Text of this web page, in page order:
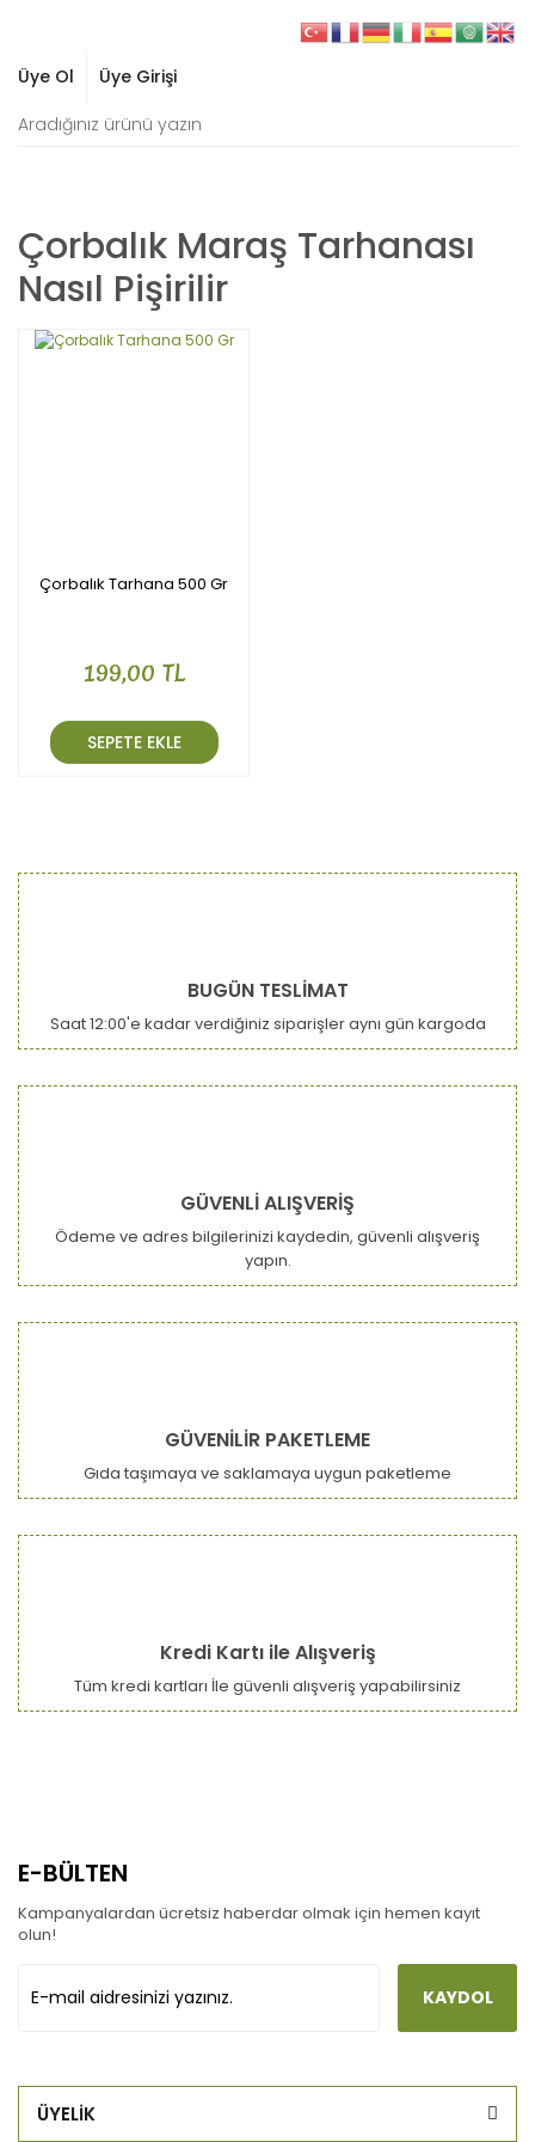
Üye Ol Üye Girişi
Çorbalık Maraş Tarhanası
Nasıl Pişirilir
Çorbalık Tarhana 500 Gr
199,00 TL
SEPETE EKLE
BUGÜN TESLİMAT
Saat 12:00'e kadar verdiğiniz siparişler aynı gün kargoda
GÜVENLİ ALIŞVERİŞ
Ödeme ve adres bilgilerinizi kaydedin, güvenli alışveriş
yapın.
GÜVENİLİR PAKETLEME
Gıda taşımaya ve saklamaya uygun paketleme
Kredi Kartı ile Alışveriş
Tüm kredi kartları İle güvenli alışveriş yapabilirsiniz
E-BÜLTEN
Kampanyalardan ücretsiz haberdar olmak için hemen kayıt
olun!
KAYDOL
ÜYELİK